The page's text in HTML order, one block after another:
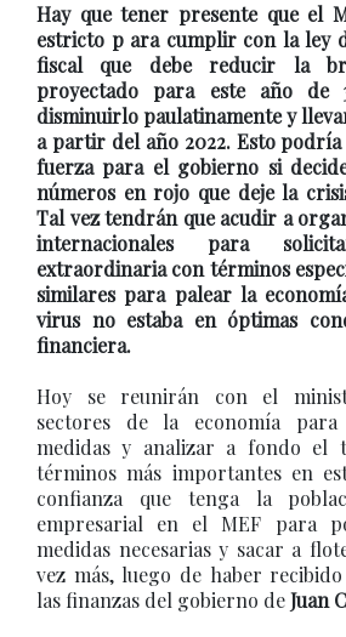
Hay que tener presente que el
estricto p ara cumplir con la ley
fiscal que debe reducir la
proyectado para este año de
disminuirlo paulatinamente y
a partir del año 2022. Esto podría
fuerza para el gobierno si
números en rojo que deje la
Tal vez tendrán que acudir a
internacionales para
extraordinaria con términos
similares para palear la
virus no estaba en óptimas
financiera.
Hoy se reunirán con el
sectores de la economía
medidas y analizar a fondo el
términos más importantes en
confianza que tenga la
empresarial en el MEF para
medidas necesarias y sacar a
vez más, luego de haber
las finanzas del gobierno deJuan